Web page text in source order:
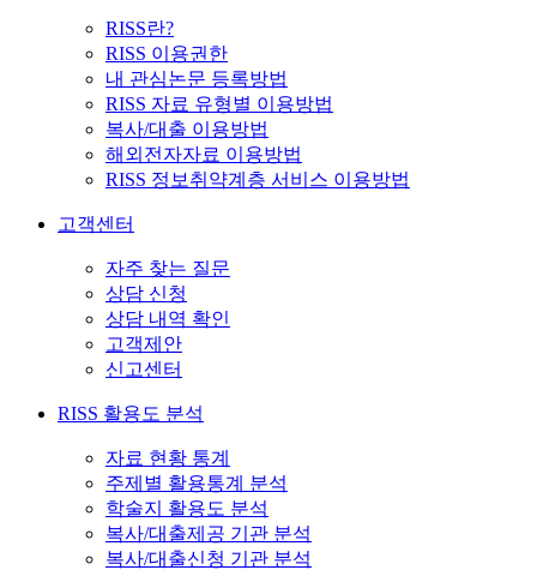
RISS란?
RISS 이용권한
내 관심논문 등록방법
RISS 자료 유형별 이용방법
복사/대출 이용방법
해외전자자료 이용방법
RISS 정보취약계층 서비스 이용방법
고객센터
자주 찾는 질문
상담 신청
상담 내역 확인
고객제안
신고센터
RISS 활용도 분석
자료 현황 통계
주제별 활용통계 분석
학술지 활용도 분석
복사/대출제공 기관 분석
복사/대출신청 기관 분석